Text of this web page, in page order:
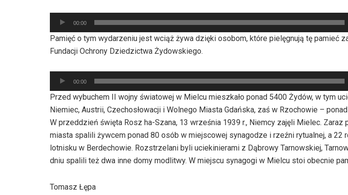
Odtwarzacz
plików
dźwiękowych
00:00
Pamięć o tym wydarzeniu jest wciąż żywa dzięki osobom, które pielęgnują tę pamieć
Fundacji Ochrony Dziedzictwa Żydowskiego.
Odtwarzacz
plików
dźwiękowych
00:00
Przed wybuchem II wojny światowej w Mielcu mieszkało ponad 5400 Żydów, w tym
Niemiec, Austrii, Czechosłowacji i Wolnego Miasta Gdańska, zaś w Rzochowie –
W przeddzień święta Rosz ha-Szana, 13 września 1939 r., Niemcy zajęli Mielec. Zaraz
miasta spalili żywcem ponad 80 osób w miejscowej synagodze i rzeźni rytualnej, a 22
lotnisku w Berdechowie. Rozstrzelani byli uciekinierami z Dąbrowy Tarnowskiej,
dniu spalili też dwa inne domy modlitwy. W miejscu synagogi w Mielcu stoi obecnie
Tomasz Łępa